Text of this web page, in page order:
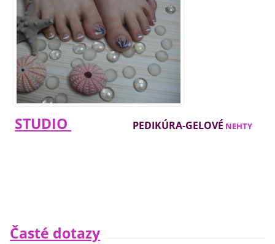
STUDIO PEDIKÚRA-GELOVÉ NEHTY
Časté dotazy